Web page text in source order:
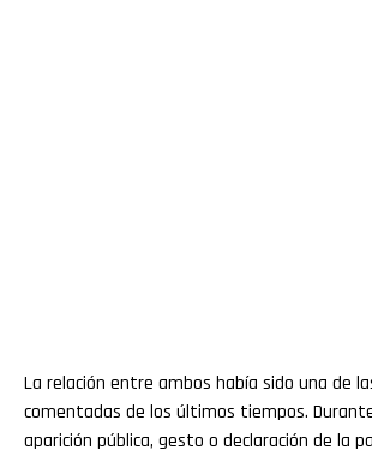
La relación entre ambos había sido una de
comentadas de los últimos tiempos.
aparición pública, gesto o declaración de la